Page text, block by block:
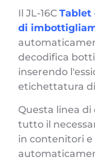
Il JL-16C Tablet
di
decodifica
inserendo
etichettatura
Questa linea
tutto il
in contenitori